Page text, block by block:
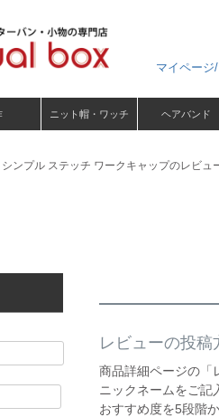
マイページ
ニット帽・ワッチ ヘアバンド
シンプル ステッチ ワークキャップのレビュ
レビューの投稿
商品詳細ページの「
ニックネームをご記
おすすめ度を5段階